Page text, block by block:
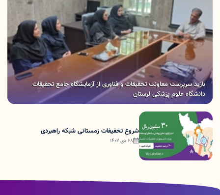
بازید سرپرست معاونت تحقیقات و فناوری از آزمایشگاه جامع تحقیقات
دانشگاه علوم پزشکی لرستان
شروع تخفیفات زمستانی شبکه راهبردی
28 دی 1402